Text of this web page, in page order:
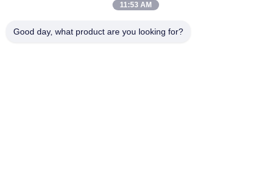
11:53 AM
Good day, what product are you looking for?